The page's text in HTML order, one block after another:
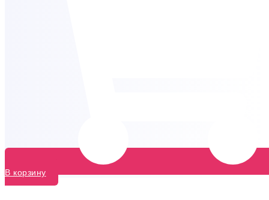
В корзину